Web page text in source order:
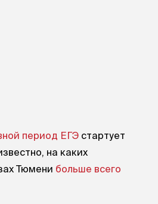
период ЕГЭ стартует
на каких
Тюмени больше всего